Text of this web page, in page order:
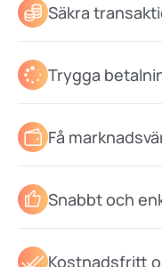
Säkra
Trygga
Få
Snabbt och
Kostnadsfritt